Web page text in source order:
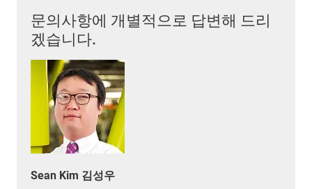
문의사항에 개별적으로 답변해 드리
겠습니다.
Sean Kim 김성우